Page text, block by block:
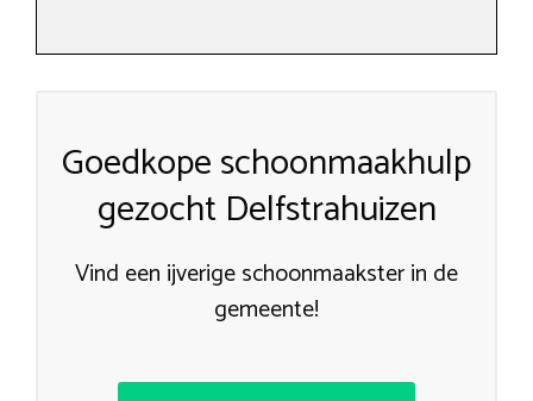
Goedkope schoonmaakhulp
gezocht Delfstrahuizen
Vind een ijverige schoonmaakster in de
gemeente!